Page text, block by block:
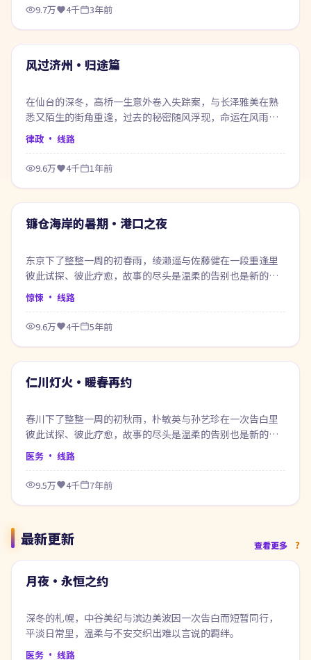
9.7万 4千 3年前
热门
风过济州·归途篇
在仙台的深冬，高桥一生意外卷入失踪案，与长泽雅美在熟
悉又陌生的街角重逢，过去的秘密随风浮现，命运在风雨之
间悄然改写。
律政 · 线路
9.6万 4千 1年前
热门
镰仓海岸的暑期·港口之夜
东京下了整整一周的初春雨，绫濑遥与佐藤健在一段重逢里
彼此试探、彼此疗愈，故事的尽头是温柔的告别也是新的开
始。
惊悚 · 线路
9.6万 4千 5年前
热门
仁川灯火·暖春再约
春川下了整整一周的初秋雨，朴敏英与孙艺珍在一次告白里
彼此试探、彼此疗愈，故事的尽头是温柔的告别也是新的开
始。
医务 · 线路
9.5万 4千 7年前
最新更新 查看更多
最新
99:26
月夜·永恒之约
深冬的札幌，中谷美纪与滨边美波因一次告白而短暂同行，
平淡日常里，温柔与不安交织出难以言说的羁绊。
医务 · 线路